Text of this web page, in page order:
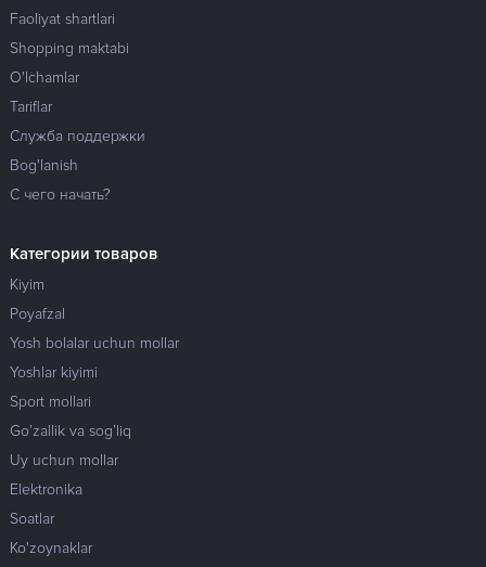
Faoliyat shartlari
Shopping maktabi
O'lchamlar
Tariflar
Служба поддержки
Bog'lanish
С чего начать?
Категории товаров
Kiyim
Poyafzal
Yosh bolalar uchun mollar
Yoshlar kiyimi
Sport mollari
Go’zallik va sog’liq
Uy uchun mollar
Elektronika
Soatlar
Ko'zoynaklar